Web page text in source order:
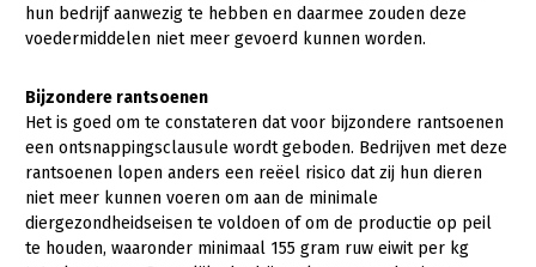
hun bedrijf aanwezig te hebben en daarmee zouden deze
voedermiddelen niet meer gevoerd kunnen worden.
Bijzondere rantsoenen
Het is goed om te constateren dat voor bijzondere rantsoenen
een ontsnappingsclausule wordt geboden. Bedrijven met deze
rantsoenen lopen anders een reëel risico dat zij hun dieren
niet meer kunnen voeren om aan de minimale
diergezondheidseisen te voldoen of om de productie op peil
te houden, waaronder minimaal 155 gram ruw eiwit per kg